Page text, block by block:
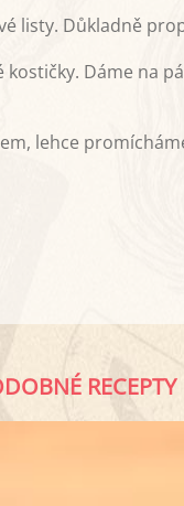
listy. Důkladně
Dáme na
lehce
RECEPTY